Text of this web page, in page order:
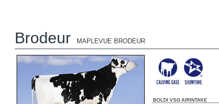
Brodeur MAPLEVUE BRODEUR
BOLDI VSG AIRINTAKE